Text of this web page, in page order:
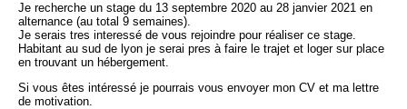
Je recherche un stage du 13 septembre 2020 au 28 janvier 2021 en
alternance (au total 9 semaines).
Je serais tres interessé de vous rejoindre pour réaliser ce stage.
Habitant au sud de lyon je serai pres à faire le trajet et loger sur place
en trouvant un hébergement.
Si vous êtes intéressé je pourrais vous envoyer mon CV et ma lettre
de motivation.